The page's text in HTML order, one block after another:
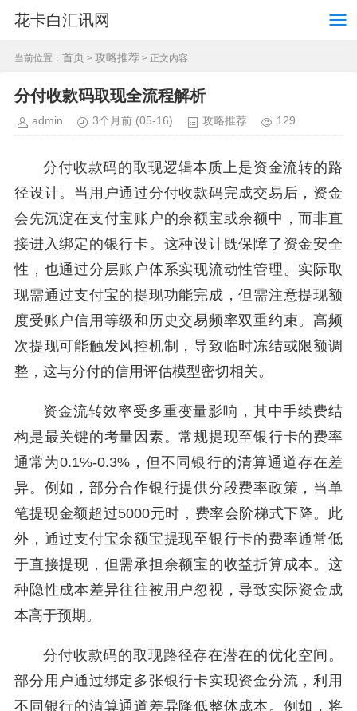
花卡白汇讯网
当前位置： 首页 > 攻略推荐 > 正文内容
分付收款码取现全流程解析
admin 3个月前 (05-16) 攻略推荐 129
分付收款码的取现逻辑本质上是资金流转的路
径设计。当用户通过分付收款码完成交易后，资金
会先沉淀在支付宝账户的余额宝或余额中，而非直
接进入绑定的银行卡。这种设计既保障了资金安全
性，也通过分层账户体系实现流动性管理。实际取
现需通过支付宝的提现功能完成，但需注意提现额
度受账户信用等级和历史交易频率双重约束。高频
次提现可能触发风控机制，导致临时冻结或限额调
整，这与分付的信用评估模型密切相关。
资金流转效率受多重变量影响，其中手续费结
构是最关键的考量因素。常规提现至银行卡的费率
通常为0.1%-0.3%，但不同银行的清算通道存在差
异。例如，部分合作银行提供分段费率政策，当单
笔提现金额超过5000元时，费率会阶梯式下降。此
外，通过支付宝余额宝提现至银行卡的费率通常低
于直接提现，但需承担余额宝的收益折算成本。这
种隐性成本差异往往被用户忽视，导致实际资金成
本高于预期。
分付收款码的取现路径存在潜在的优化空间。
部分用户通过绑定多张银行卡实现资金分流，利用
不同银行的清算通道差异降低整体成本。例如，将